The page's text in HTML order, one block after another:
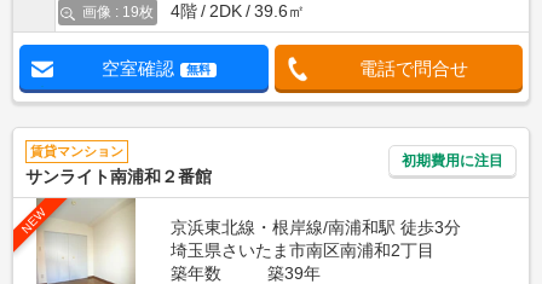
画像 : 19枚
4階
2DK 39.6㎡
空室確認 無料 電話で問合せ
賃貸マンション
サンライト南浦和２番館
初期費用に注目
NEW
京浜東北線・根岸線/南浦和駅 徒歩3分
埼玉県さいたま市南区南浦和2丁目
築年数
築39年